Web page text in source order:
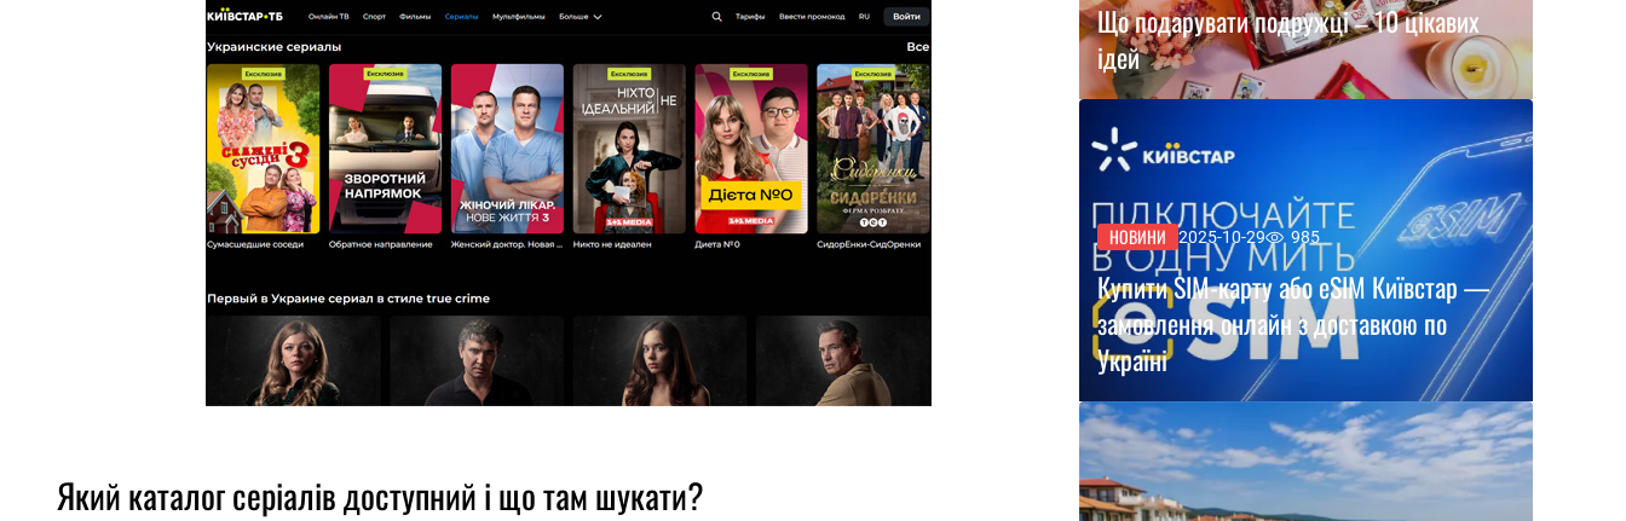
Який каталог серіалів доступний і що там шукати?
Що подарувати подружці – 10 цікавих
ідей
НОВИНИ 2025-10-29 985
Купити SIM-карту або eSIM Київстар —
замовлення онлайн з доставкою по
Україні